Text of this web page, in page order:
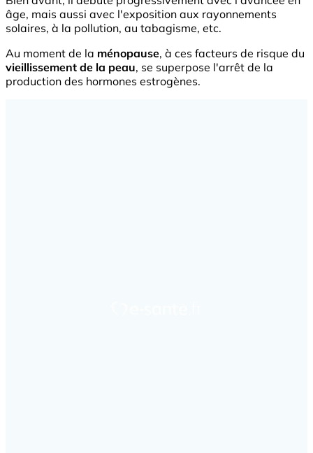
âge, mais aussi avec l'exposition aux rayonnements
solaires, à la pollution, au tabagisme, etc.
Au moment de la ménopause, à ces facteurs de risque du
vieillissement de la peau, se superpose l'arrêt de la
production des hormones estrogènes.